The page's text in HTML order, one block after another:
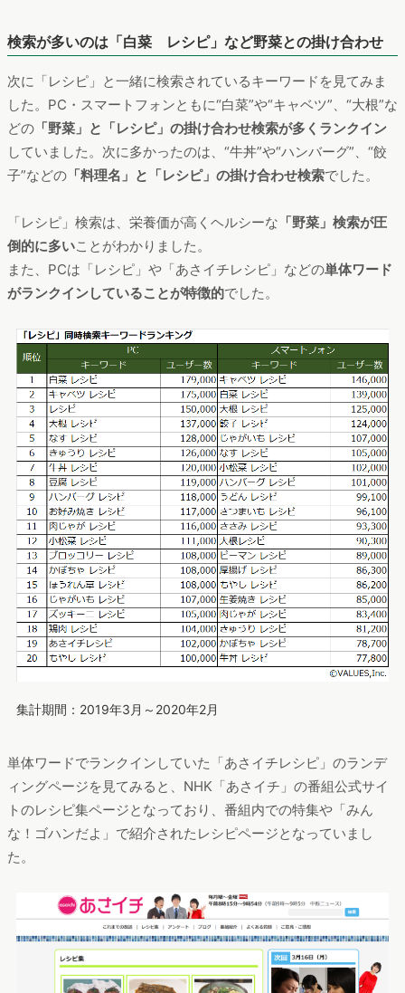
検索が多いのは「白菜 レシピ」など野菜との掛け合わせ
次に「レシピ」と一緒に検索されているキーワードを見てみま
した。PC・スマートフォンともに“白菜”や“キャベツ”、“大根”な
どの 「野菜」と「レシピ」の掛け合わせ検索が多くランクイン
していました。次に多かったのは、“牛丼”や“ハンバーグ”、“餃
子”などの 「料理名」と「レシピ」の掛け合わせ検索でした。
「レシピ」検索は、栄養価が高くヘルシーな 「野菜」検索が圧
倒的に多いことがわかりました。
また、PCは「レシピ」や「あさイチレシピ」などの単体ワード
がランクインしていることが特徴的でした。
集計期間：2019年3月～2020年2月
単体ワードでランクインしていた「あさイチレシピ」のランデ
ィングページを見てみると、NHK「あさイチ」の番組公式サイ
トのレシピ集ページとなっており、番組内での特集や「みん
な！ゴハンだよ」で紹介されたレシピページとなっていまし
た。